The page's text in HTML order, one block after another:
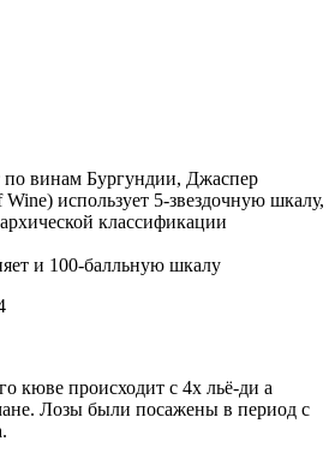
винам Бургундии, Джаспер
использует 5-звездочную шкалу,
классификации
и 100-балльную шкалу
кюве происходит с 4х льё-ди а
Лозы были посажены в период с